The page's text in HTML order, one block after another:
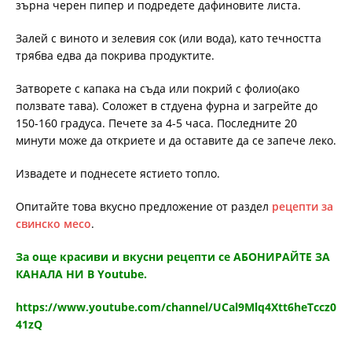
зърна черен пипер и подредете дафиновите листа.
Залей с виното и зелевия сок (или вода), като течността
трябва едва да покрива продуктите.
Затворете с капака на съда или покрий с фолио(ако
ползвате тава). Соложет в стдуена фурна и загрейте до
150-160 градуса. Печете за 4-5 часа. Последните 20
минути може да откриете и да оставите да се запече леко.
Извадете и поднесете ястието топло.
Опитайте това вкусно предложение от раздел рецепти за
свинско месо.
За още красиви и вкусни рецепти се АБОНИРАЙТЕ ЗА
КАНАЛА НИ В Youtube.
https://www.youtube.com/channel/UCal9Mlq4Xtt6heTccz0
41zQ